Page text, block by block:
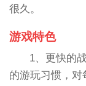
很久。
游戏特色
1、更快的
的游玩习惯，